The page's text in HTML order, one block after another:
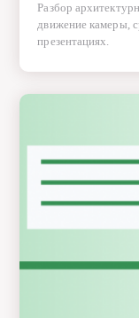
Разбор
движение камеры,
презентациях.